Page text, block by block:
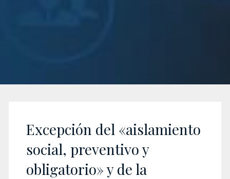
Excepción del «aislamiento
social, preventivo y
obligatorio» y de la